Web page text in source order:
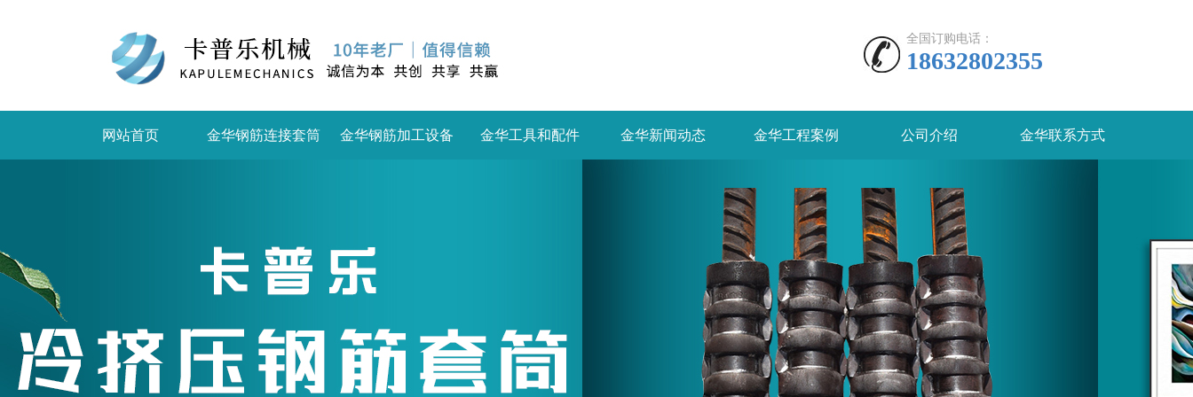
全国订购电话：
18632802355
网站首页 金华钢筋连接套筒 金华钢筋加工设备 金华工具和配件 金华新闻动态 金华工程案例 公司介绍 金华联系方式